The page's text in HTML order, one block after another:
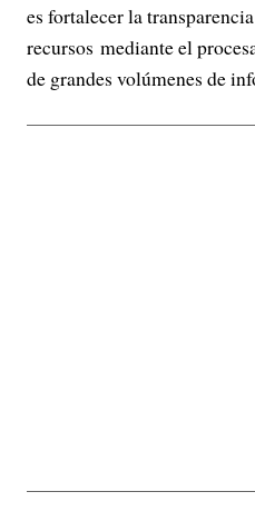
es fortalecer la
recursos mediante el
de grandes volúmenes de